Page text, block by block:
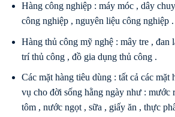
Hàng công nghiệp : máy móc , dây
công nghiệp , nguyên liệu công nghiệp .
Hàng thủ công mỹ nghệ : mây tre , đan
trí thủ công , đồ gia dụng thủ công .
Các mặt hàng tiêu dùng : tất cả các mặt
vụ cho đời sống hằng ngày như : mước
tôm , nước ngọt , sữa , giấy ăn , thực